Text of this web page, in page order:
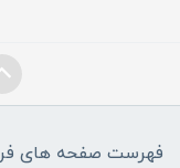
فهرست صفحه های